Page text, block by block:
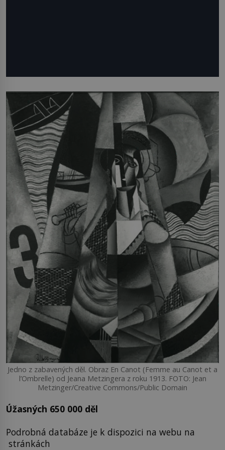
Jedno z zabavených děl. Obraz En Canot (Femme au Canot et a
l’Ombrelle) od Jeana Metzingera z roku 1913. FOTO: Jean
Metzinger/Creative Commons/Public Domain
Úžasných 650 000 děl
Podrobná databáze je k dispozici na webu na
stránkách